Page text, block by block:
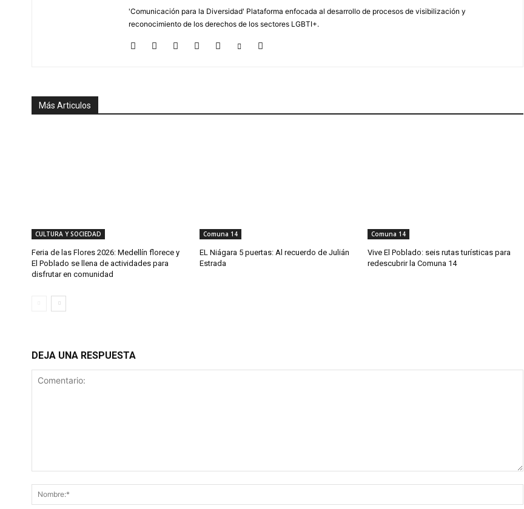
'Comunicación para la Diversidad' Plataforma enfocada al desarrollo de procesos de visibilización y
reconocimiento de los derechos de los sectores LGBTI+.
Más Articulos
CULTURA Y SOCIEDAD
Feria de las Flores 2026: Medellín florece y
El Poblado se llena de actividades para
disfrutar en comunidad
Comuna 14
EL Niágara 5 puertas: Al recuerdo de Julián
Estrada
Comuna 14
Vive El Poblado: seis rutas turísticas para
redescubrir la Comuna 14
DEJA UNA RESPUESTA